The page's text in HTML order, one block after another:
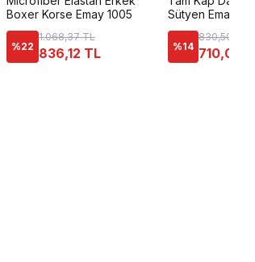
Boxer Korse Emay 1005
%22
1.068,37 TL
836,12 TL
Sütyen Emay
%14
830,50 TL
710,08